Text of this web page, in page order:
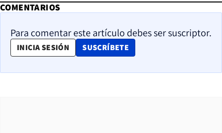
COMENTARIOS
Para comentar este artículo debes ser suscriptor.
INICIA SESIÓN SUSCRÍBETE
OPENS IN NEW WINDOW